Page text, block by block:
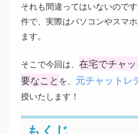
それも間違ってはいないので
件で、実際はパソコンやスマ
ます。
そこで今回は、在宅でチャ
要なこと を、 元チャットレ
授いたします！